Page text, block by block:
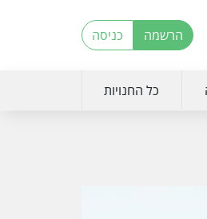
הרשמה כניסה
כל החנויות